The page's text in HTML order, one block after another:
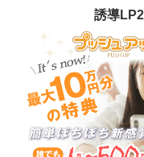
誘導LP2